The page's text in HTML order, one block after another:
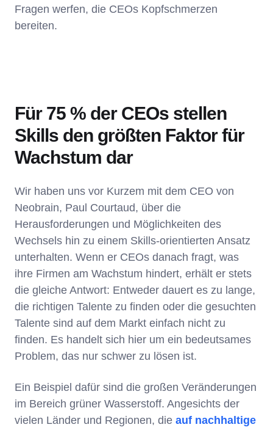
Fragen werfen, die CEOs Kopfschmerzen
bereiten.
Für 75 % der CEOs stellen
Skills den größten Faktor für
Wachstum dar
Wir haben uns vor Kurzem mit dem CEO von
Neobrain, Paul Courtaud, über die
Herausforderungen und Möglichkeiten des
Wechsels hin zu einem Skills-orientierten Ansatz
unterhalten. Wenn er CEOs danach fragt, was
ihre Firmen am Wachstum hindert, erhält er stets
die gleiche Antwort: Entweder dauert es zu lange,
die richtigen Talente zu finden oder die gesuchten
Talente sind auf dem Markt einfach nicht zu
finden. Es handelt sich hier um ein bedeutsames
Problem, das nur schwer zu lösen ist.
Ein Beispiel dafür sind die großen Veränderungen
im Bereich grüner Wasserstoff. Angesichts der
vielen Länder und Regionen, die auf nachhaltige